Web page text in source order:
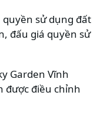
quyền sử dụng đất
đấu giá quyền sử
Garden Vĩnh
được điều chỉnh